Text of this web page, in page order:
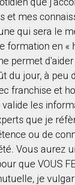
et mes
qui sera le
formation en «
permet
du jour, à
franchise et
les
que je
ou de
Vous aurez
que VOUS
je